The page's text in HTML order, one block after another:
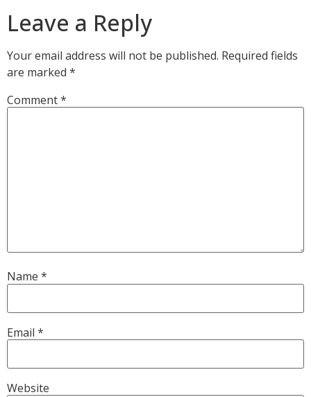
Leave a Reply
Your email address will not be published. Required fields
are marked *
Comment*
Name *
Email *
Website